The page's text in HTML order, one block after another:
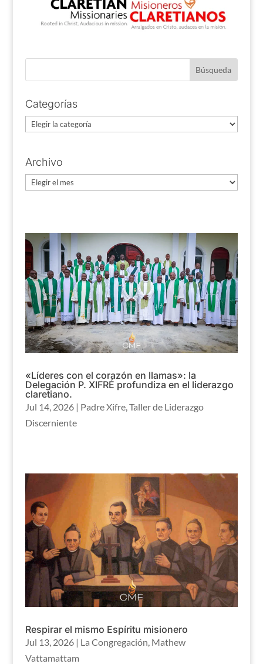
Categorías
Categorías
Archivo
Archivo
«Líderes con el corazón en llamas»: la
Delegación P. XIFRÉ profundiza en el liderazgo
claretiano.
Jul 14, 2026| Padre Xifre,Taller de Liderazgo
Discerniente
Respirar el mismo Espíritu misionero
Jul 13, 2026| La Congregación Mathew
Vattamattam